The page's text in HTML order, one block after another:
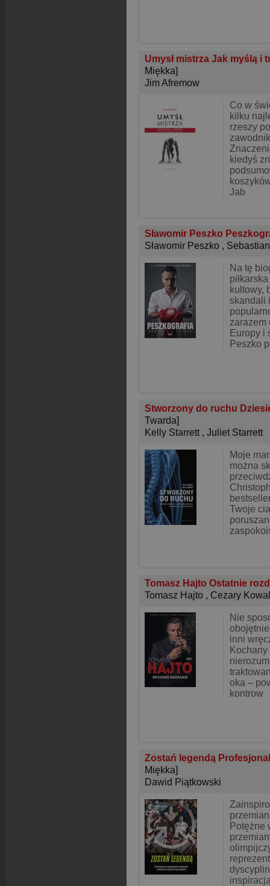
Umysł mistrza Jak myślą i
Miękka]
Jim Afremow
Co w
kilku
rzeszy
kiedyś
Jab
Sławomir Peszko
Sławomir Peszko ,
Na tę
kultowy,
skandali
zarazem
Europy i
Peszko
Stworzony do ruchu
Twarda]
Kelly Starrett , Juliet Starrett
Moje
można
Twoje
Tomasz Hajto Ostatnie
Tomasz Hajto , Cezary
Nie
inni
oka –
kontrow
Zostań legendą
Miękka]
Dawid Piątkowski
Potężne